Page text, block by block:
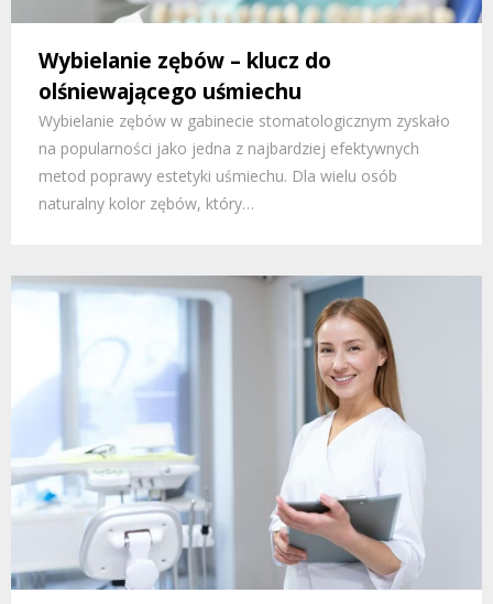
Wybielanie zębów – klucz do
olśniewającego uśmiechu
Wybielanie zębów w gabinecie stomatologicznym zyskało
na popularności jako jedna z najbardziej efektywnych
metod poprawy estetyki uśmiechu. Dla wielu osób
naturalny kolor zębów, który…